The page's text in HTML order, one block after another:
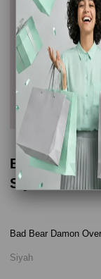
Bad Bear
Siyah
Bad Bear Damon
Siyah